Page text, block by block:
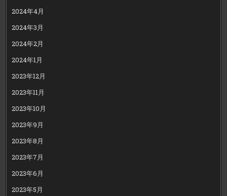
2024年4月
2024年3月
2024年2月
2024年1月
2023年12月
2023年11月
2023年10月
2023年9月
2023年8月
2023年7月
2023年6月
2023年5月